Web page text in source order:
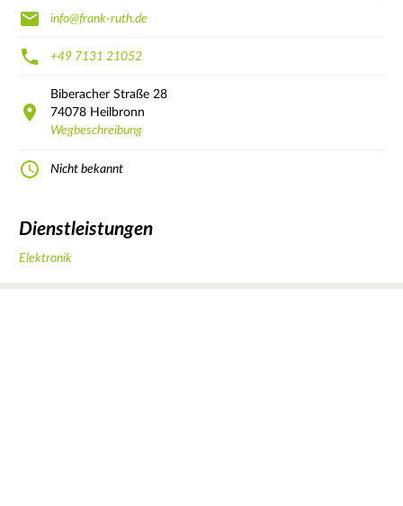
info@frank-ruth.de
+49 7131 21052
Biberacher Straße 28
74078 Heilbronn
Wegbeschreibung
Nicht bekannt
Dienstleistungen
Elektronik